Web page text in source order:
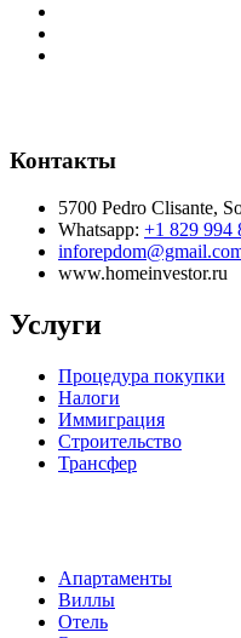
Контакты
5700 Pedro Clisante,
Whatsapp: +1 829 994
www.homeinvestor.ru
Услуги
Процедура покупки
Налоги
Иммиграция
Строительство
Трансфер
Апартаменты
Виллы
Отель